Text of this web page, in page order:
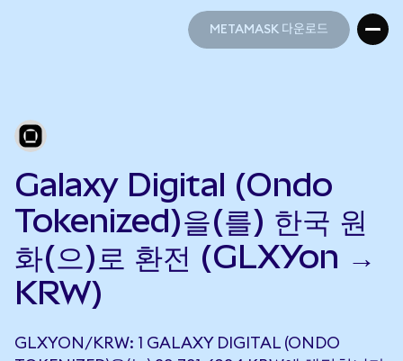
METAMASK 다운로드
Galaxy Digital (Ondo
Tokenized)을(를) 한국 원
화(으)로 환전 (GLXYon →
KRW)
GLXYON/KRW: 1 GALAXY DIGITAL (ONDO